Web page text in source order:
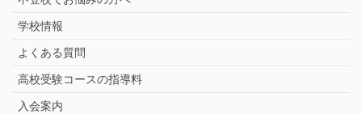
学校情報
よくある質問
高校受験コースの指導料
入会案内